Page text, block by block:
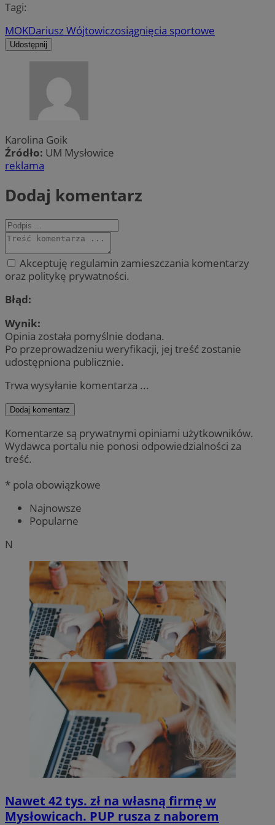
Tagi:
MOKDariusz Wójtowiczosiągnięcia sportowe
Udostępnij
Karolina Goik
Źródło: UM Mysłowice
reklama
Dodaj komentarz
Akceptuję regulamin zamieszczania komentarzy
oraz politykę prywatności.
Błąd:
Wynik:
Opinia została pomyślnie dodana.
Po przeprowadzeniu weryfikacji, jej treść zostanie
udostępniona publicznie.
Trwa wysyłanie komentarza ...
Dodaj komentarz
Komentarze są prywatnymi opiniami użytkowników.
Wydawca portalu nie ponosi odpowiedzialności za
treść.
* pola obowiązkowe
Najnowsze
Popularne
N
Nawet 42 tys. zł na własną firmę w
Mysłowicach. PUP rusza z naborem